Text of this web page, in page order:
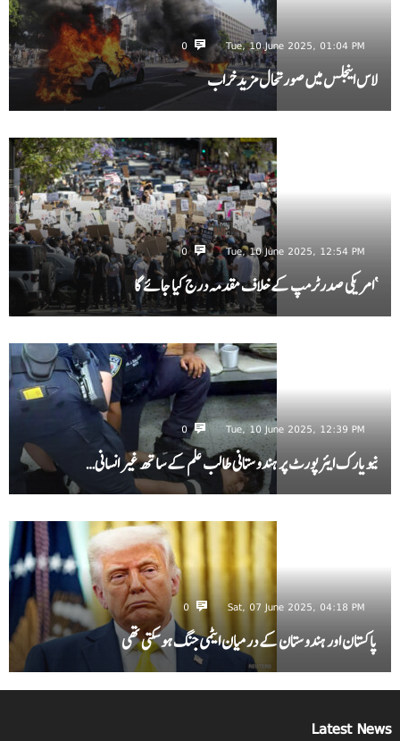
Tue, 10 June 2025, 01:04 PM
0
لاس اینجلس میں صورتحال مزید خراب
Tue, 10 June 2025, 12:54 PM
0
‘امریکی صدرٹرمپ کے خلاف مقدمہ درج کیا جائے گا
Tue, 10 June 2025, 12:39 PM
0
نیویارک ایئرپورٹ پر ہندوستانی طالب علم کے ساتھ غیر انسانی…
Sat, 07 June 2025, 04:18 PM
0
پاکستان اور ہندوستان کے درمیان ایٹمی جنگ ہو سکتی تھی
Latest News